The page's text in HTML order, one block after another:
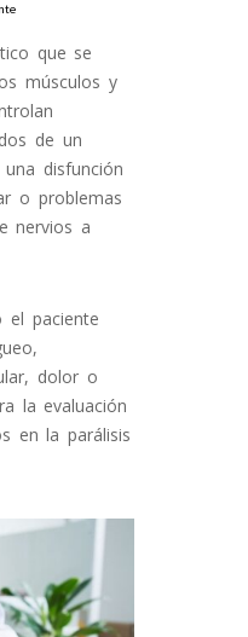
que se
músculos y
de un
disfunción
o problemas
nervios a
el paciente
dolor o
la evaluación
en la parálisis